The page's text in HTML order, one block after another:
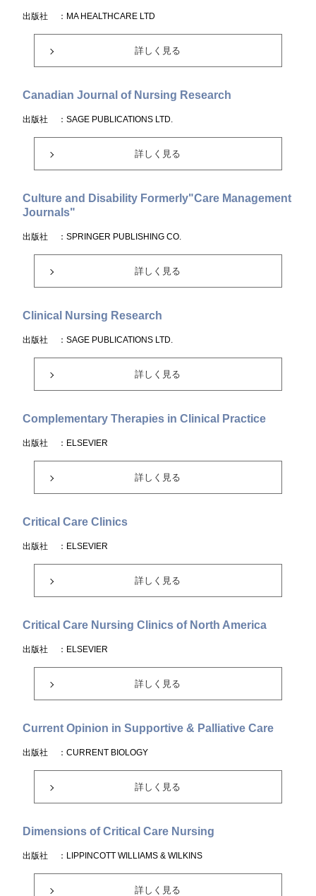
出版社 ：MA HEALTHCARE LTD
詳しく見る
Canadian Journal of Nursing Research
出版社 ：SAGE PUBLICATIONS LTD.
詳しく見る
Culture and Disability Formerly"Care Management
Journals"
出版社 ：SPRINGER PUBLISHING CO.
詳しく見る
Clinical Nursing Research
出版社 ：SAGE PUBLICATIONS LTD.
詳しく見る
Complementary Therapies in Clinical Practice
出版社 ：ELSEVIER
詳しく見る
Critical Care Clinics
出版社 ：ELSEVIER
詳しく見る
Critical Care Nursing Clinics of North America
出版社 ：ELSEVIER
詳しく見る
Current Opinion in Supportive & Palliative Care
出版社 ：CURRENT BIOLOGY
詳しく見る
Dimensions of Critical Care Nursing
出版社 ：LIPPINCOTT WILLIAMS & WILKINS
詳しく見る